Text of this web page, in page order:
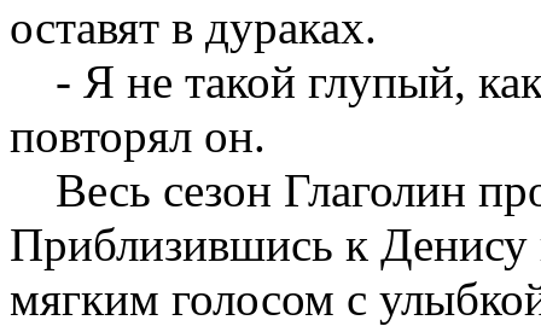
оставят в дураках.
- Я не такой глупый,
повторял он.
Весь сезон Глаголин
Приблизившись к
мягким голосом с